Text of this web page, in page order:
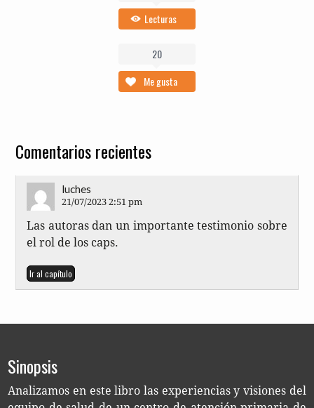
Lecturas
20
Me gusta
Comentarios recientes
luches
21/07/2023 2:51 pm
Las auto­ras dan un impor­tan­te tes­ti­mo­nio sobre
el rol de los caps.
Ir al capítulo
Sinopsis
Ana­li­za­mos en este libro las expe­rien­cias y visio­nes del